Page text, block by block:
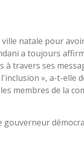
natale pour
a toujours
travers ses
», a-t-elle
membres de la